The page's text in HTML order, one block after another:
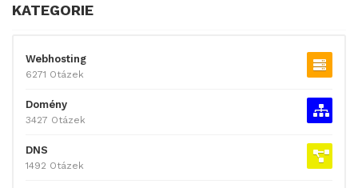
KATEGORIE
Webhosting
6271 Otázek
Domény
3427 Otázek
DNS
1492 Otázek